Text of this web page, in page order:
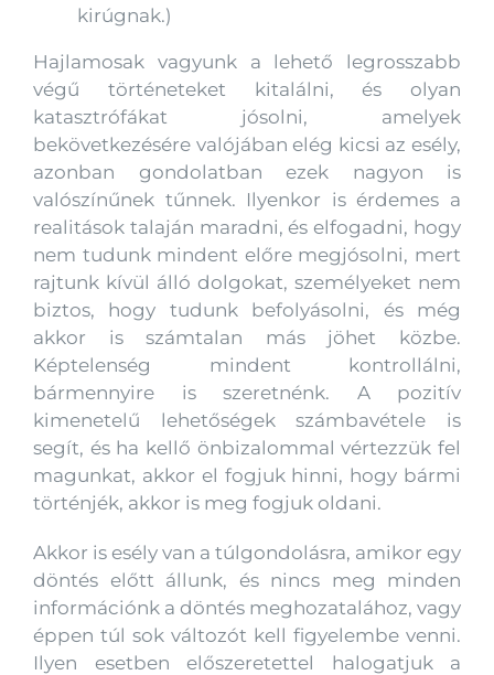
kirúgnak.)
Hajlamosak vagyunk a lehető legrosszabb
végű történeteket kitalálni, és olyan
katasztrófákat jósolni, amelyek
bekövetkezésére valójában elég kicsi az esély,
azonban gondolatban ezek nagyon is
valószínűnek tűnnek. Ilyenkor is érdemes a
realitások talaján maradni, és elfogadni, hogy
nem tudunk mindent előre megjósolni, mert
rajtunk kívül álló dolgokat, személyeket nem
biztos, hogy tudunk befolyásolni, és még
akkor is számtalan más jöhet közbe.
Képtelenség mindent kontrollálni,
bármennyire is szeretnénk. A pozitív
kimenetelű lehetőségek számbavétele is
segít, és ha kellő önbizalommal vértezzük fel
magunkat, akkor el fogjuk hinni, hogy bármi
történjék, akkor is meg fogjuk oldani.
Akkor is esély van a túlgondolásra, amikor egy
döntés előtt állunk, és nincs meg minden
információnk a döntés meghozatalához, vagy
éppen túl sok változót kell figyelembe venni.
Ilyen esetben előszeretettel halogatjuk a